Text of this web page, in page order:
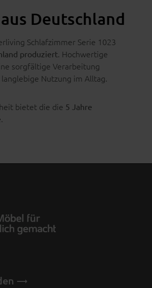
Deutschland
Schlafzimmer Serie 1023
produziert. Hochwertige
sorgfältige Verarbeitung
Nutzung im Alltag.
bietet die die 5 Jahre
.